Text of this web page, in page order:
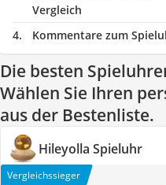
Vergleich
Kommentare zum
Die besten
Wählen Sie Ihren
aus der Bestenliste.
Hileyolla Spieluhr
Vergleichssieger